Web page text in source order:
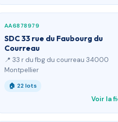
AA6878979
SDC 33 rue du Faubourg du
Courreau
📍 33 r du fbg du courreau 34000
Montpellier
🏠 22 lots
Voir la